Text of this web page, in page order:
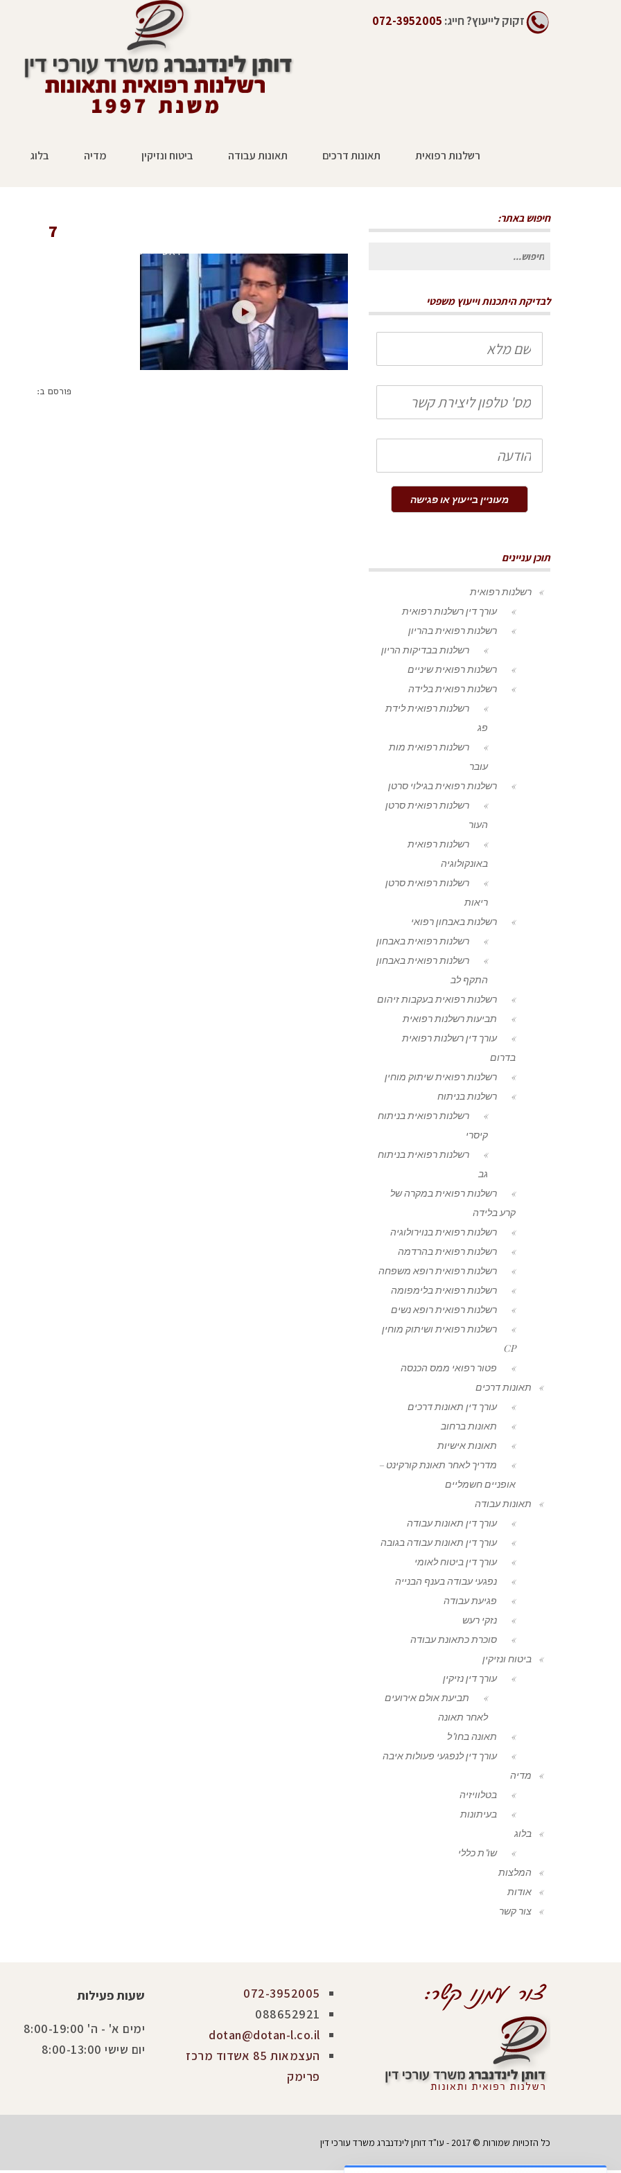
זקוק לייעוץ?חייג: 072-3952005
רשלנות רפואית תאונות דרכים תאונות עבודה ביטוח ונזיקין מדיה בלוג
ראשי » טלוויזיה
7
פורסם ב:
חיפוש באתר:
חיפוש
לבדיקת היתכנות וייעוץ משפטי
שם
מלא
טלפון
הודעה
מעוניין בייעוץ או פגישה
תוכן עניינים
רשלנות רפואית
עורך דין רשלנות רפואית
רשלנות רפואית בהריון
רשלנות בבדיקות הריון
רשלנות רפואית שיניים
רשלנות רפואית בלידה
רשלנות רפואית לידת
פג
רשלנות רפואית מות
עובר
רשלנות רפואית בגילוי סרטן
רשלנות רפואית סרטן
העור
רשלנות רפואית
באונקולוגיה
רשלנות רפואית סרטן
ריאות
רשלנות באבחון רפואי
רשלנות רפואית באבחון
רשלנות רפואית באבחון
התקף לב
רשלנות רפואית בעקבות זיהום
תביעות רשלנות רפואית
עורך דין רשלנות רפואית
בדרום
רשלנות רפואית שיתוק מוחין
רשלנות בניתוח
רשלנות רפואית בניתוח
קיסרי
רשלנות רפואית בניתוח
גב
רשלנות רפואית במקרה של
קרע בלידה
רשלנות רפואית בנוירולוגיה
רשלנות רפואית בהרדמה
רשלנות רפואית רופא משפחה
רשלנות רפואית בלימפומה
רשלנות רפואית רופא נשים
רשלנות רפואית ושיתוק מוחין
CP
פטור רפואי ממס הכנסה
תאונות דרכים
עורך דין תאונות דרכים
תאונות ברחוב
תאונות אישיות
מדריך לאחר תאונת קורקינט –
אופניים חשמליים
תאונות עבודה
עורך דין תאונות עבודה
עורך דין תאונות עבודה בגובה
עורך דין ביטוח לאומי
נפגעי עבודה בענף הבנייה
פגיעת עבודה
נזקי רעש
סוכרת כתאונת עבודה
ביטוח ונזיקין
עורך דין נזיקין
תביעת אולם אירועים
לאחר תאונה
תאונה בחו"ל
עורך דין לנפגעי פעולות איבה
מדיה
בטלוויזיה
בעיתונות
בלוג
שו"ת כללי
המלצות
אודות
צור קשר
072-3952005
088652921
dotan@dotan-l.co.il
העצמאות 85 אשדוד מרכז
פרימק
שעות פעילות
ימים א' - ה' 8:00-19:00
יום שישי 8:00-13:00
כל הזכויות שמורות © 2017 - עו"ד דותן לינדנברג משרד עורכי דין